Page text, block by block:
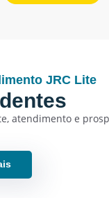
JRC Lite
atendimento e